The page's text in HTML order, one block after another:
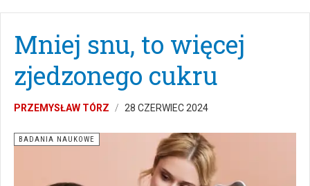
Mniej snu, to więcej
zjedzonego cukru
PRZEMYSŁAW TÓRZ 28 CZERWIEC 2024
BADANIA NAUKOWE